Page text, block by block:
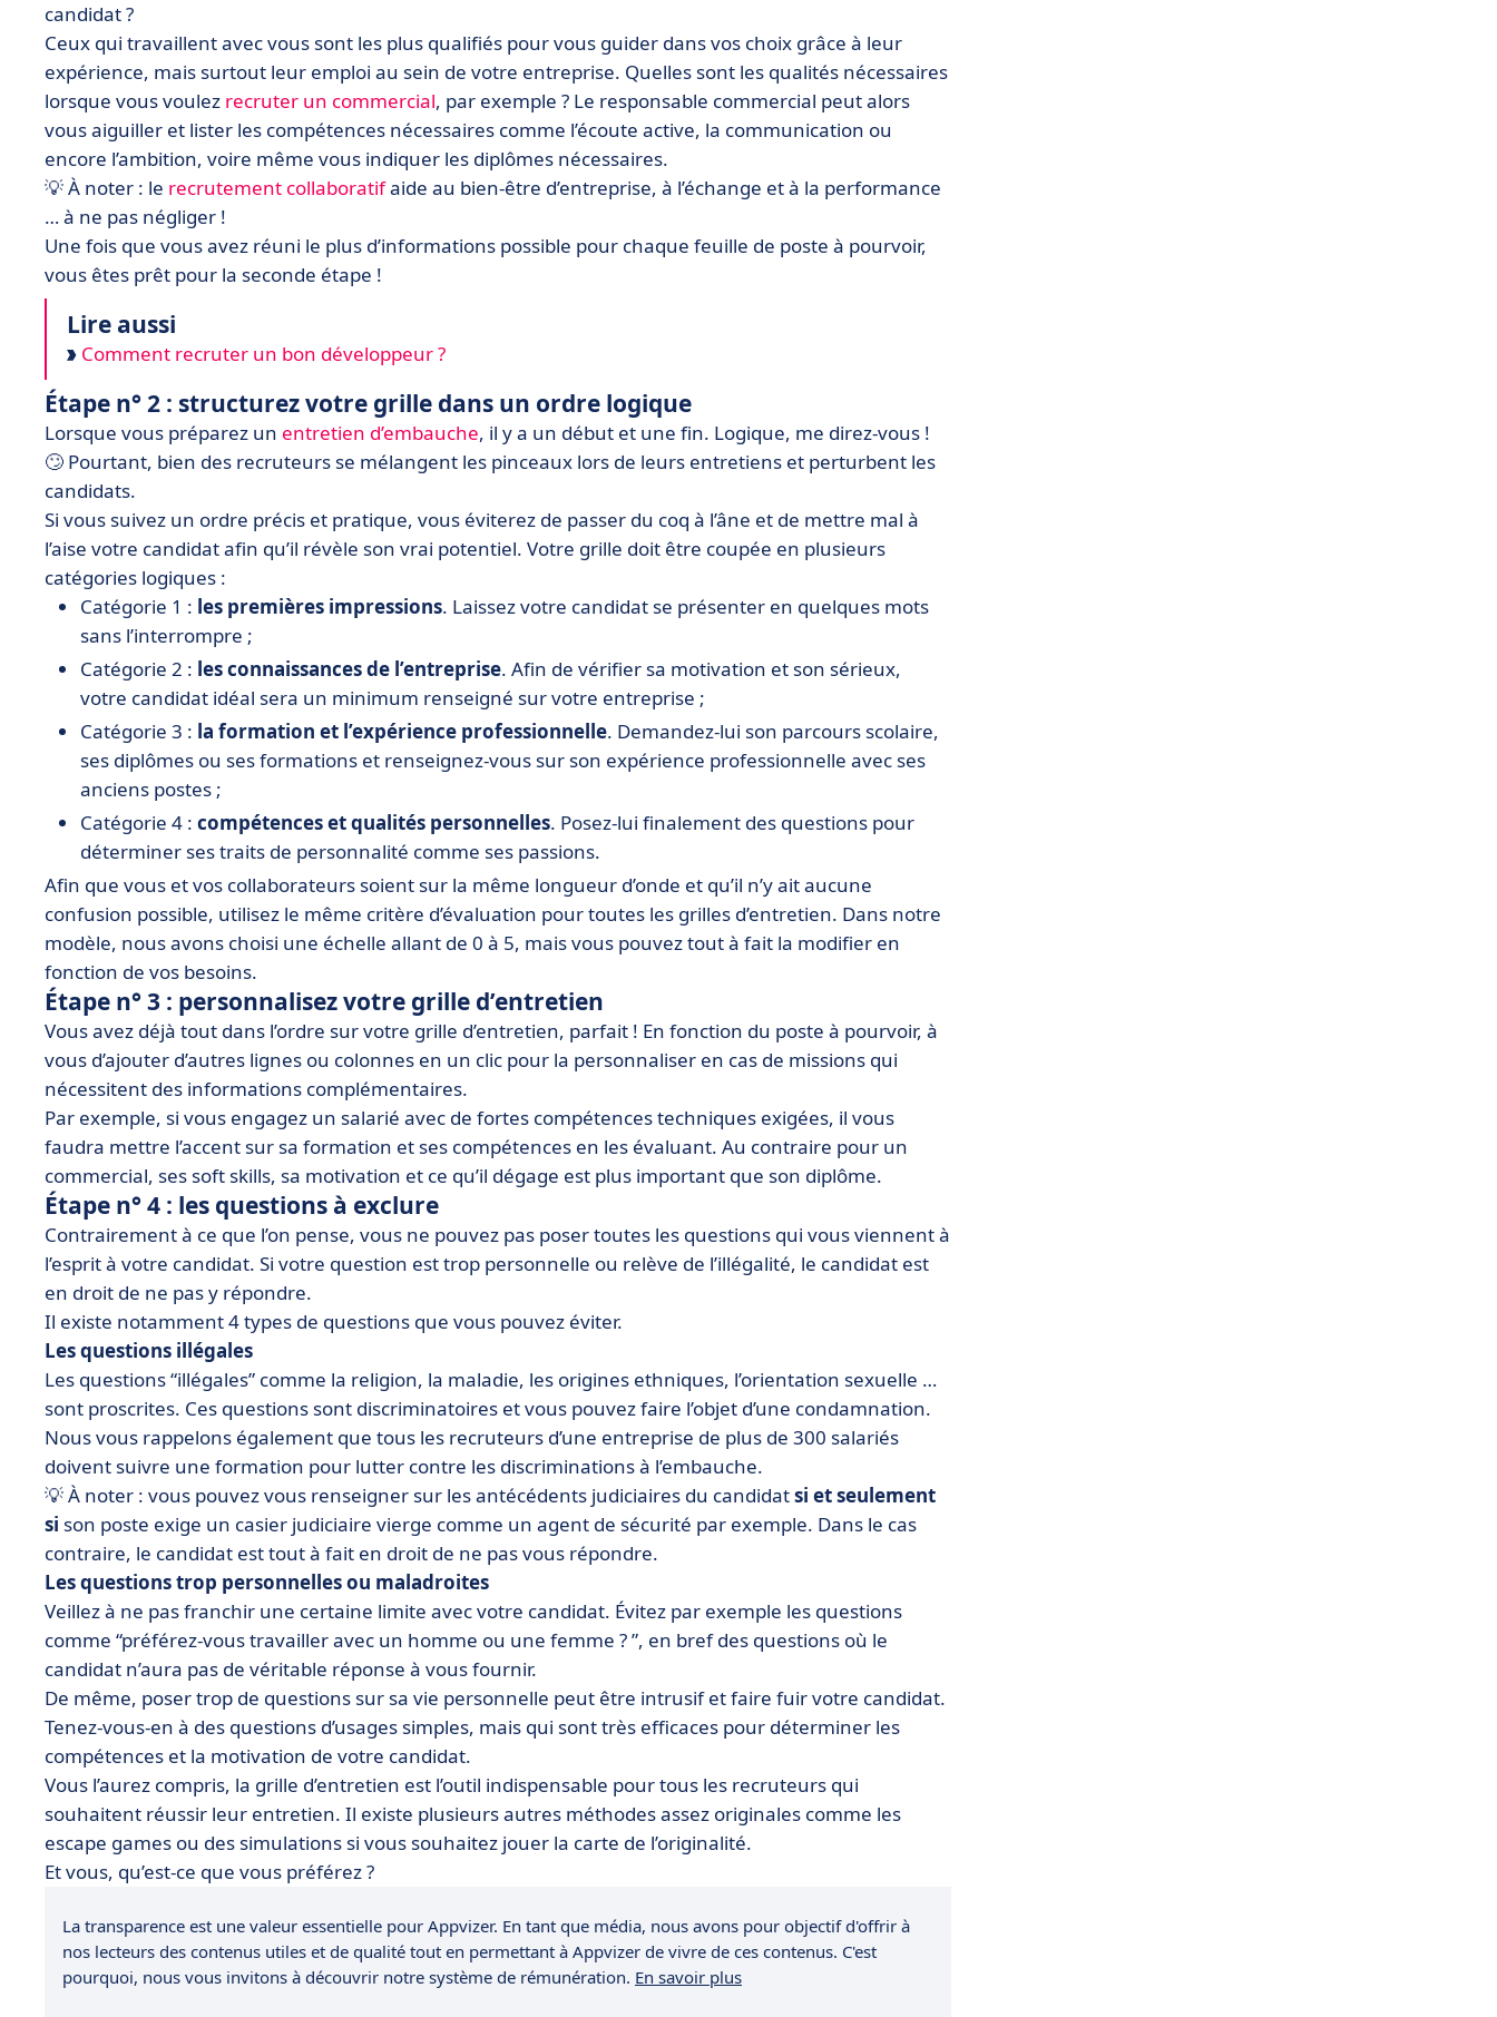
candidat ?
Ceux qui travaillent avec vous sont les plus qualifiés pour vous guider dans vos choix grâce à leur
expérience, mais surtout leur emploi au sein de votre entreprise. Quelles sont les qualités nécessaires
lorsque vous voulez recruter un commercial, par exemple ? Le responsable commercial peut alors
vous aiguiller et lister les compétences nécessaires comme l’écoute active, la communication ou
encore l’ambition, voire même vous indiquer les diplômes nécessaires.
💡 À noter : le recrutement collaboratifaide au bien-être d’entreprise, à l’échange et à la performance
… à ne pas négliger !
Une fois que vous avez réuni le plus d’informations possible pour chaque feuille de poste à pourvoir,
vous êtes prêt pour la seconde étape !
Lire aussi
Comment recruter un bon développeur ?
Étape n° 2 : structurez votre grille dans un ordre logique
Lorsque vous préparez un entretien d’embauche, il y a un début et une fin. Logique, me direz-vous !
🙄 Pourtant, bien des recruteurs se mélangent les pinceaux lors de leurs entretiens et perturbent les
candidats.
Si vous suivez un ordre précis et pratique, vous éviterez de passer du coq à l’âne et de mettre mal à
l’aise votre candidat afin qu’il révèle son vrai potentiel. Votre grille doit être coupée en plusieurs
catégories logiques :
Catégorie 1 : les premières impressions. Laissez votre candidat se présenter en quelques mots
sans l’interrompre ;
Catégorie 2 : les connaissances de l’entreprise. Afin de vérifier sa motivation et son sérieux,
votre candidat idéal sera un minimum renseigné sur votre entreprise ;
Catégorie 3 : la formation et l’expérience professionnelle. Demandez-lui son parcours scolaire,
ses diplômes ou ses formations et renseignez-vous sur son expérience professionnelle avec ses
anciens postes ;
Catégorie 4 : compétences et qualités personnelles. Posez-lui finalement des questions pour
déterminer ses traits de personnalité comme ses passions.
Afin que vous et vos collaborateurs soient sur la même longueur d’onde et qu’il n’y ait aucune
confusion possible, utilisez le même critère d’évaluation pour toutes les grilles d’entretien. Dans notre
modèle, nous avons choisi une échelle allant de 0 à 5, mais vous pouvez tout à fait la modifier en
fonction de vos besoins.
Étape n° 3 : personnalisez votre grille d’entretien
Vous avez déjà tout dans l’ordre sur votre grille d’entretien, parfait ! En fonction du poste à pourvoir, à
vous d’ajouter d’autres lignes ou colonnes en un clic pour la personnaliser en cas de missions qui
nécessitent des informations complémentaires.
Par exemple, si vous engagez un salarié avec de fortes compétences techniques exigées, il vous
faudra mettre l’accent sur sa formation et ses compétences en les évaluant. Au contraire pour un
commercial, ses soft skills, sa motivation et ce qu’il dégage est plus important que son diplôme.
Étape n° 4 : les questions à exclure
Contrairement à ce que l’on pense, vous ne pouvez pas poser toutes les questions qui vous viennent à
l’esprit à votre candidat. Si votre question est trop personnelle ou relève de l’illégalité, le candidat est
en droit de ne pas y répondre.
Il existe notamment 4 types de questions que vous pouvez éviter.
Les questions illégales
Les questions “illégales” comme la religion, la maladie, les origines ethniques, l’orientation sexuelle …
sont proscrites. Ces questions sont discriminatoires et vous pouvez faire l’objet d’une condamnation.
Nous vous rappelons également que tous les recruteurs d’une entreprise de plus de 300 salariés
doivent suivre une formation pour lutter contre les discriminations à l’embauche.
💡 À noter : vous pouvez vous renseigner sur les antécédents judiciaires du candidatsi et seulement
si son poste exige un casier judiciaire vierge comme un agent de sécurité par exemple. Dans le cas
contraire, le candidat est tout à fait en droit de ne pas vous répondre.
Les questions trop personnelles ou maladroites
Veillez à ne pas franchir une certaine limite avec votre candidat. Évitez par exemple les questions
comme “préférez-vous travailler avec un homme ou une femme ? ”, en bref des questions où le
candidat n’aura pas de véritable réponse à vous fournir.
De même, poser trop de questions sur sa vie personnelle peut être intrusif et faire fuir votre candidat.
Tenez-vous-en à des questions d’usages simples, mais qui sont très efficaces pour déterminer les
compétences et la motivation de votre candidat.
Vous l’aurez compris, la grille d’entretien est l’outil indispensable pour tous les recruteurs qui
souhaitent réussir leur entretien. Il existe plusieurs autres méthodes assez originales comme les
escape games ou des simulations si vous souhaitez jouer la carte de l’originalité.
Et vous, qu’est-ce que vous préférez ?
La transparence est une valeur essentielle pour Appvizer. En tant que média, nous avons pour objectif d'offrir à
nos lecteurs des contenus utiles et de qualité tout en permettant à Appvizer de vivre de ces contenus. C'est
pourquoi, nous vous invitons à découvrir notre système de rémunération. En savoir plus